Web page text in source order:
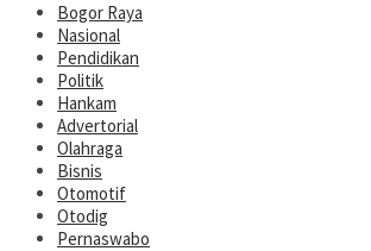
Bogor Raya
Nasional
Pendidikan
Politik
Hankam
Advertorial
Olahraga
Bisnis
Otomotif
Otodig
Pernaswabo